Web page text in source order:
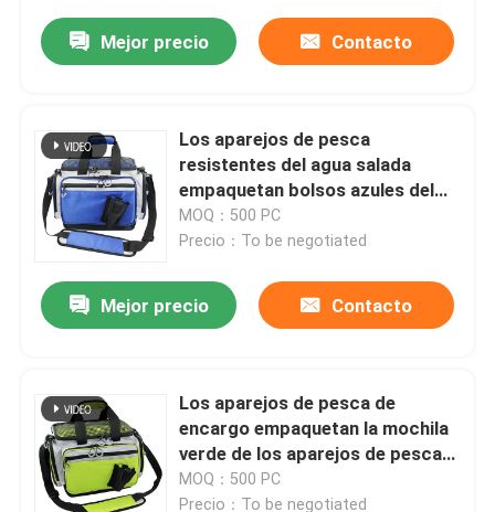
Mejor precio Contacto
Los aparejos de pesca
resistentes del agua salada
empaquetan bolsos azules del
almacenamiento de los aparejos
de pesca
MOQ：500 PC
Precio：To be negotiated
Mejor precio Contacto
Los aparejos de pesca de
encargo empaquetan la mochila
verde de los aparejos de pesca
para el agua salada
MOQ：500 PC
Precio：To be negotiated